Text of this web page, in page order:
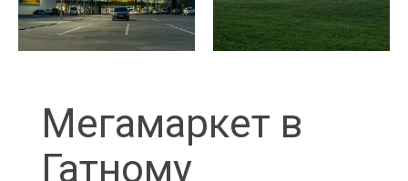
Мегамаркет в
Гатному